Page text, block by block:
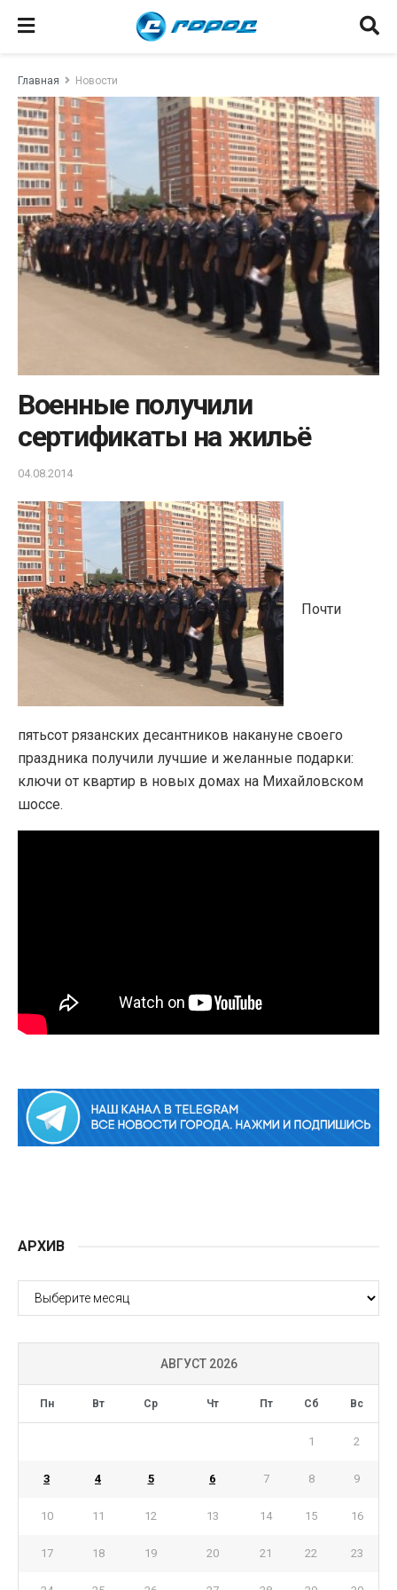
Главная Новости
Военные получили
сертификаты на жильё
04.08.2014
Почти
пятьсот рязанских десантников накануне своего
праздника получили лучшие и желанные подарки:
ключи от квартир в новых домах на Михайловском
шоссе.
АРХИВ
АРХИВ
АВГУСТ 2026
Пн Вт Ср Чт Пт Сб Вс
1 2
3 4 5 6 7 8 9
10 11 12 13 14 15 16
17 18 19 20 21 22 23